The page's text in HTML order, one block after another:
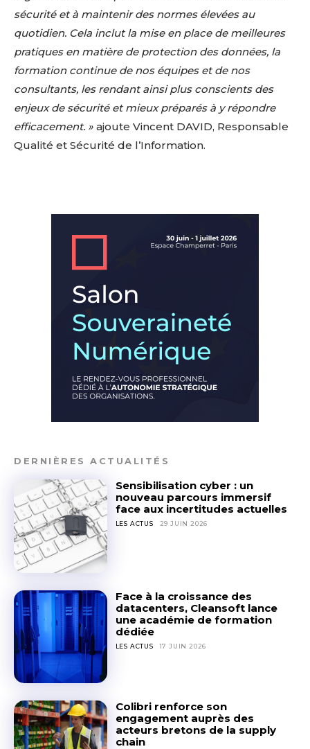
sécurité et à maintenir des normes élevées au
quotidien. Cela inclut la mise en place de meilleures
pratiques en matière de protection des données, la
formation continue de nos équipes et de nos
consultants, les rendant ainsi plus conscients des
enjeux de sécurité et mieux préparés à y répondre
efficacement. » ajoute Vincent DAVID, Responsable
Qualité et Sécurité de l’Information.
DERNIÈRES ACTUALITÉS
Sensibilisation cyber : un
nouveau parcours immersif
face aux incertitudes actuelles
LES ACTUS 29 JUIN 2026
Face à la croissance des
datacenters, Cleansoft lance
une académie de formation
dédiée
LES ACTUS 17 JUIN 2026
Colibri renforce son
engagement auprès des
acteurs bretons de la supply
chain